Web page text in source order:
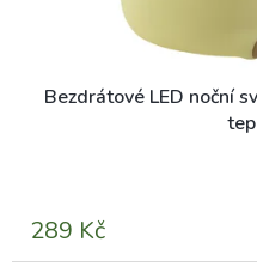
Bezdrátové LED noční
289 Kč